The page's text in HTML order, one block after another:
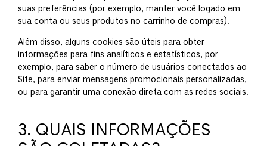
suas preferências (por exemplo, manter você logado em
sua conta ou seus produtos no carrinho de compras).
Além disso, alguns cookies são úteis para obter
informações para fins analíticos e estatísticos, por
exemplo, para saber o número de usuários conectados ao
Site, para enviar mensagens promocionais personalizadas,
ou para garantir uma conexão direta com as redes sociais.
3. QUAIS INFORMAÇÕES